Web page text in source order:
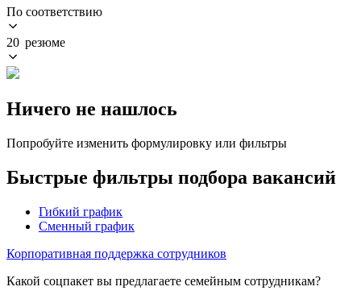
По соответствию
20 резюме
Ничего не нашлось
Попробуйте изменить формулировку или фильтры
Быстрые фильтры подбора вакансий
Гибкий график
Сменный график
Корпоративная поддержка сотрудников
Какой соцпакет вы предлагаете семейным сотрудникам?